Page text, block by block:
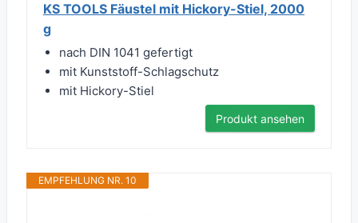
KS TOOLS Fäustel mit Hickory-Stiel, 2000
g
nach DIN 1041 gefertigt
mit Kunststoff-Schlagschutz
mit Hickory-Stiel
Produkt ansehen
EMPFEHLUNG NR. 10